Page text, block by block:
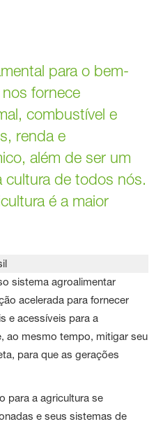
para o bem-
fornece
combustível e
renda e
além de ser um
cultura de todos nós.
é a maior
sistema agroalimentar
acelerada para fornecer
e acessíveis para a
ao mesmo tempo, mitigar seu
para que as gerações
para a agricultura se
e seus sistemas de